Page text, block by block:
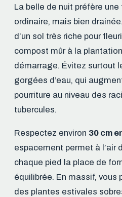
La belle de nuit préfère
ordinaire, mais bien
d’un sol très riche pour
compost mûr à la
démarrage. Évitez surtout
gorgées d’eau, qui
pourriture au niveau des
tubercules.
Respectez environ 30 cm
espacement permet à l’air
chaque pied la place de
équilibrée. En massif, vous
des plantes estivales